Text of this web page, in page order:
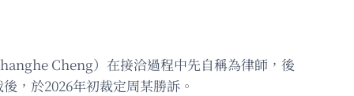
Cheng）在接洽過程中先自稱為律師，後
，於2026年初裁定周某勝訴。